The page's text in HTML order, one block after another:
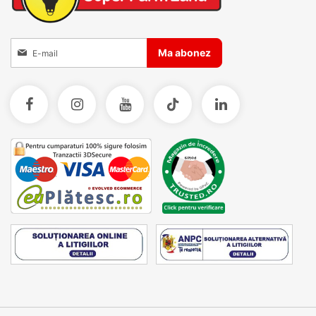
Inscrieti-va la Buletinele noastre informative
Ma abonez